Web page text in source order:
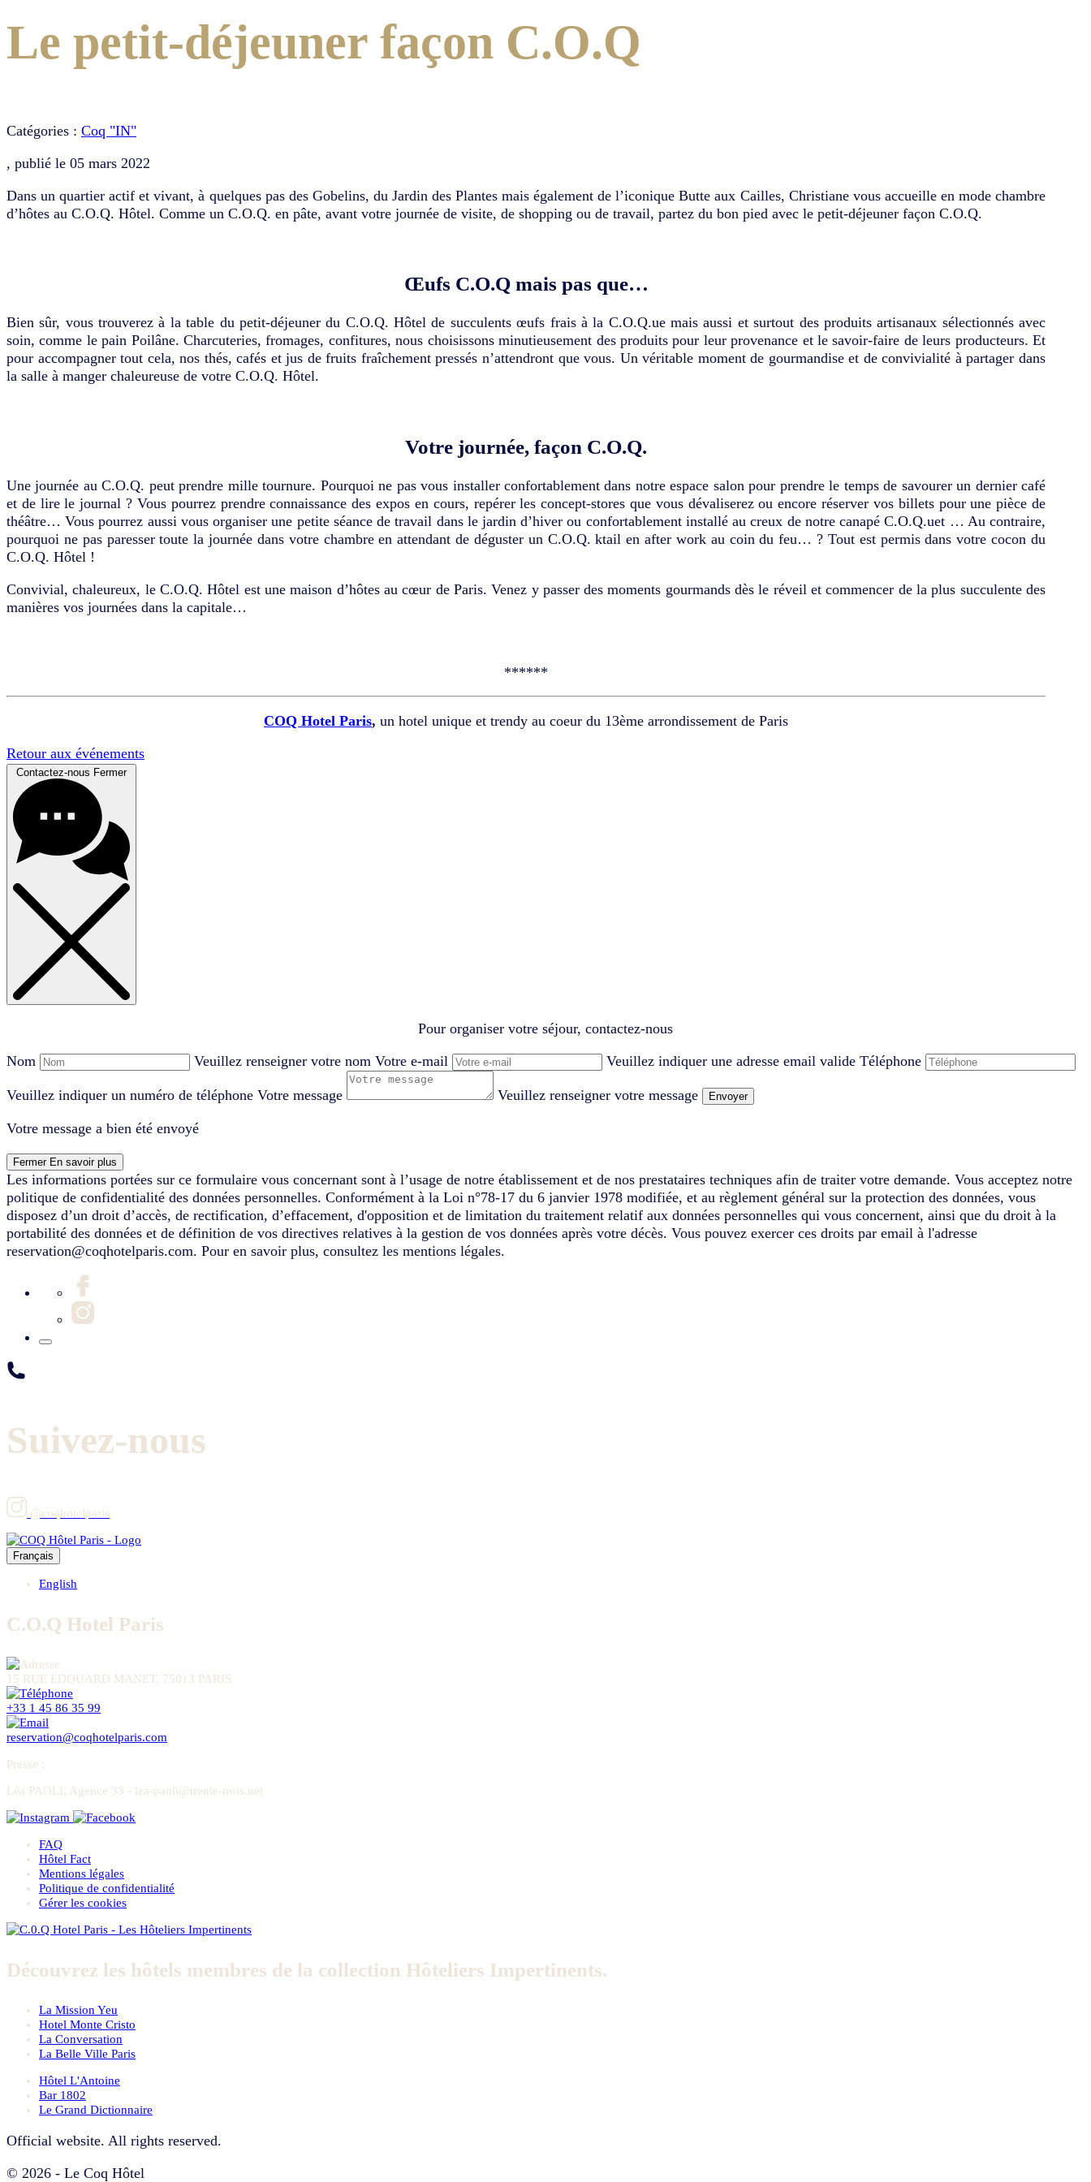
Le petit-déjeuner façon C.O.Q
Catégories : Coq "IN"
, publié le 05 mars 2022
Dans un quartier actif et vivant, à quelques pas des Gobelins, du Jardin des Plantes mais également de l’iconique Butte aux Cailles, Christiane vous accueille en mode chambre
d’hôtes au C.O.Q. Hôtel. Comme un C.O.Q. en pâte, avant votre journée de visite, de shopping ou de travail, partez du bon pied avec le petit-déjeuner façon C.O.Q.
Œufs C.O.Q mais pas que…
Bien sûr, vous trouverez à la table du petit-déjeuner du C.O.Q. Hôtel de succulents œufs frais à la C.O.Q.ue mais aussi et surtout des produits artisanaux sélectionnés avec
soin, comme le pain Poilâne. Charcuteries, fromages, confitures, nous choisissons minutieusement des produits pour leur provenance et le savoir-faire de leurs producteurs. Et
pour accompagner tout cela, nos thés, cafés et jus de fruits fraîchement pressés n’attendront que vous. Un véritable moment de gourmandise et de convivialité à partager dans
la salle à manger chaleureuse de votre C.O.Q. Hôtel.
Votre journée, façon C.O.Q.
Une journée au C.O.Q. peut prendre mille tournure. Pourquoi ne pas vous installer confortablement dans notre espace salon pour prendre le temps de savourer un dernier café
et de lire le journal ? Vous pourrez prendre connaissance des expos en cours, repérer les concept-stores que vous dévaliserez ou encore réserver vos billets pour une pièce de
théâtre… Vous pourrez aussi vous organiser une petite séance de travail dans le jardin d’hiver ou confortablement installé au creux de notre canapé C.O.Q.uet … Au contraire,
pourquoi ne pas paresser toute la journée dans votre chambre en attendant de déguster un C.O.Q. ktail en after work au coin du feu… ? Tout est permis dans votre cocon du
C.O.Q. Hôtel !
Convivial, chaleureux, le C.O.Q. Hôtel est une maison d’hôtes au cœur de Paris. Venez y passer des moments gourmands dès le réveil et commencer de la plus succulente des
manières vos journées dans la capitale…
******
COQ Hotel Paris, un hotel unique et trendy au coeur du 13ème arrondissement de Paris
Retour aux événements
Contactez-nous Fermer
Pour organiser votre séjour, contactez-nous
Nom
Veuillez renseigner votre nom Votre e-mail Veuillez indiquer une adresse email valide Téléphone
Veuillez indiquer un numéro de téléphone Votre message Veuillez renseigner votre message Envoyer
Votre message a bien été envoyé
Fermer En savoir plus
Les informations portées sur ce formulaire vous concernant sont à l’usage de notre établissement et de nos prestataires techniques afin de traiter votre demande. Vous acceptez notre
politique de confidentialité des données personnelles. Conformément à la Loi n°78-17 du 6 janvier 1978 modifiée, et au règlement général sur la protection des données, vous
disposez d’un droit d’accès, de rectification, d’effacement, d'opposition et de limitation du traitement relatif aux données personnelles qui vous concernent, ainsi que du droit à la
portabilité des données et de définition de vos directives relatives à la gestion de vos données après votre décès. Vous pouvez exercer ces droits par email à l'adresse
reservation@coqhotelparis.com. Pour en savoir plus, consultez les mentions légales.
Suivez-nous
@coqhotelparis
Français
English
C.O.Q Hotel Paris
15 RUE EDOUARD MANET, 75013 PARIS
+33 1 45 86 35 99
reservation@coqhotelparis.com
Presse :
Léa PAOLI, Agence 33 - lea-paoli@trente-trois.net
FAQ
Hôtel Fact
Mentions légales
Politique de confidentialité
Gérer les cookies
Découvrez les hôtels membres de la collection Hôteliers Impertinents.
La Mission Yeu
Hotel Monte Cristo
La Conversation
La Belle Ville Paris
Hôtel L'Antoine
Bar 1802
Le Grand Dictionnaire
Official website. All rights reserved.
© 2026 - Le Coq Hôtel